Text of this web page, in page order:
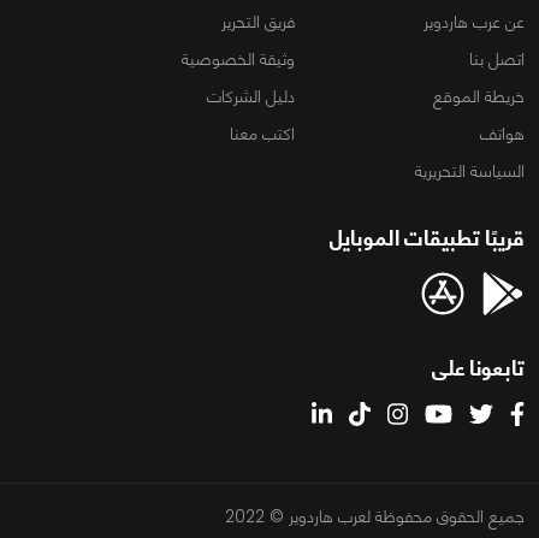
عن عرب هاردوير
فريق التحرير
اتصل بنا
وثيقة الخصوصية
خريطة الموقع
دليل الشركات
هواتف
اكتب معنا
السياسة التحريرية
قريبًا تطبيقات الموبايل
تابعونا على
جميع الحقوق محفوظة لعرب هاردوير © 2022